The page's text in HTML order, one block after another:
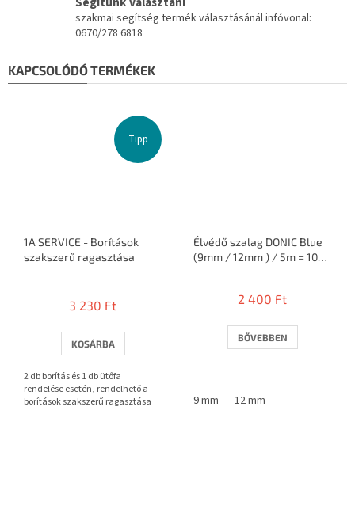
szakmai segítség termék választásánál infóvonal:
0670/278 6818
KAPCSOLÓDÓ TERMÉKEK
Tipp
1A SERVICE - Borítások
szakszerű ragasztása
átlagos
5-
ből
csillag.
3 230 Ft
KOSÁRBA
2 db borítás és 1 db ütőfa
rendelése esetén, rendelhető a
borítások szakszerű ragasztása
Élvédő szalag DONIC Blue
(9mm / 12mm ) / 5m = 10
2 400 Ft
BŐVEBBEN
9 mm 12 mm